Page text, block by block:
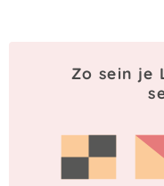
Zo sein je